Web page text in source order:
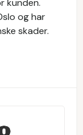
kunden.
og har
skader.